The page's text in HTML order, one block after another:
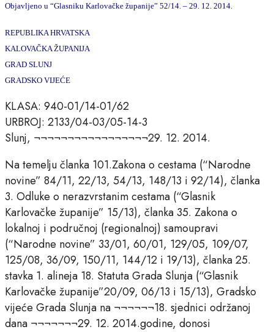
Objavljeno u “Glasniku Karlovačke županije” 52/14. – 29. 12. 2014.
REPUBLIKA HRVATSKA
KALOVAČKA ŽUPANIJA
GRAD SLUNJ
GRADSKO VIJEĆE
KLASA: 940-01/14-01/62
URBROJ: 2133/04-03/05-14-3
Slunj, ¬¬¬¬¬¬¬¬¬¬¬¬¬¬¬¬¬29. 12. 2014.
Na temelju članka 101.Zakona o cestama (“Narodne
novine” 84/11, 22/13, 54/13, 148/13 i 92/14), članka
3. Odluke o nerazvrstanim cestama (“Glasnik
Karlovačke županije” 15/13), članka 35. Zakona o
lokalnoj i područnoj (regionalnoj) samoupravi
(“Narodne novine” 33/01, 60/01, 129/05, 109/07,
125/08, 36/09, 150/11, 144/12 i 19/13), članka 25.
stavka 1. alineja 18. Statuta Grada Slunja (“Glasnik
Karlovačke županije”20/09, 06/13 i 15/13), Gradsko
vijeće Grada Slunja na ¬¬¬¬¬¬18. sjednici održanoj
dana ¬¬¬¬¬¬¬29. 12. 2014.godine, donosi